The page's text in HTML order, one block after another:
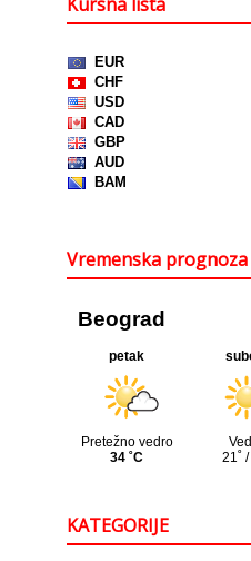
Vremenska prognoza
KATEGORIJE